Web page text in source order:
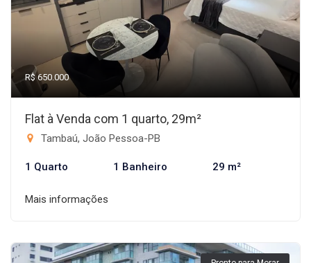
R$ 650.000
Flat à Venda com 1 quarto, 29m²
Tambaú, João Pessoa-PB
1 Quarto 1 Banheiro 29 m²
Mais informações